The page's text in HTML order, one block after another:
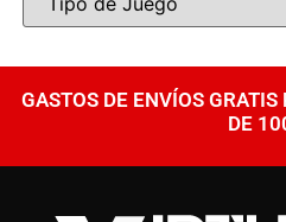
GASTOS DE ENVÍOS
DE